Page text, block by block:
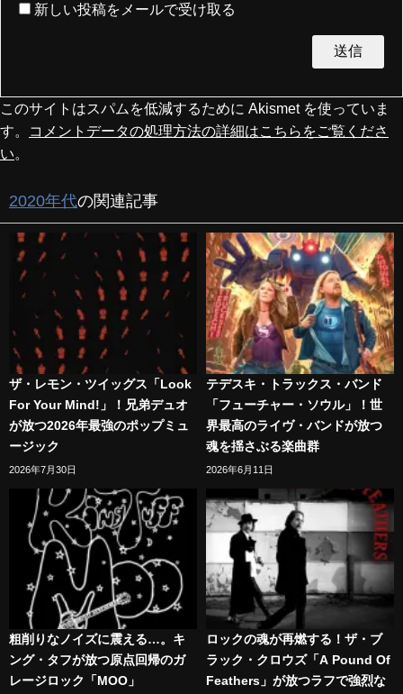
新しい投稿をメールで受け取る
このサイトはスパムを低減するために Akismet を使っていま
す。
コメントデータの処理方法の詳細はこちらをご覧くださ
い
2020年代の関連記事
ザ・レモン・ツイッグス「Look
For Your Mind!」！兄弟デュオ
が放つ2026年最強のポップミュ
ージック
2026年7月30日
テデスキ・トラックス・バンド
「フューチャー・ソウル」！世
界最高のライヴ・バンドが放つ
魂を揺さぶる楽曲群
2026年6月11日
粗削りなノイズに震える…。キ
ング・タフが放つ原点回帰のガ
レージロック「MOO」
ロックの魂が再燃する！ザ・ブ
ラック・クロウズ「A Pound Of
Feathers」が放つラフで強烈な